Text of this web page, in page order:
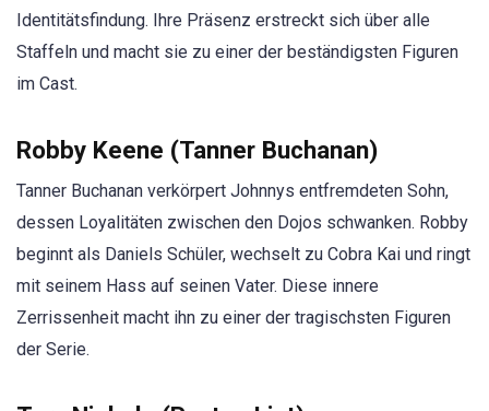
Identitätsfindung. Ihre Präsenz erstreckt sich über alle
Staffeln und macht sie zu einer der beständigsten Figuren
im Cast.
Robby Keene (Tanner Buchanan)
Tanner Buchanan verkörpert Johnnys entfremdeten Sohn,
dessen Loyalitäten zwischen den Dojos schwanken. Robby
beginnt als Daniels Schüler, wechselt zu Cobra Kai und ringt
mit seinem Hass auf seinen Vater. Diese innere
Zerrissenheit macht ihn zu einer der tragischsten Figuren
der Serie.